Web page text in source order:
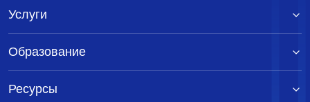
Услуги
Образование
Ресурсы